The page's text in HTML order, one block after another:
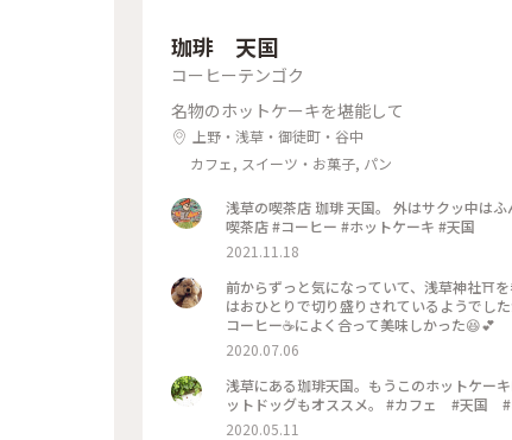
珈琲 天国
コーヒーテンゴク
名物のホットケーキを堪能して
上野・浅草・御徒町・谷中
カフェ, スイーツ・お菓子, パン
浅草の喫茶店 珈琲 天国。 外はサクッ中は
喫茶店 #コーヒー #ホットケーキ #天国
2021.11.18
前からずっと気になっていて、浅草神社⛩を
はおひとりで切り盛りされているようでし
コーヒー☕️によく合って美味しかった😆💕
2020.07.06
浅草にある珈琲天国。もうこのホットケー
ットドッグもオススメ。
2020.05.11